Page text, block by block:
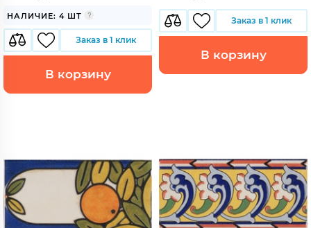
НАЛИЧИЕ: 4 ШТ
Заказ в 1 клик
В корзину
Заказ в 1 клик
В корзину